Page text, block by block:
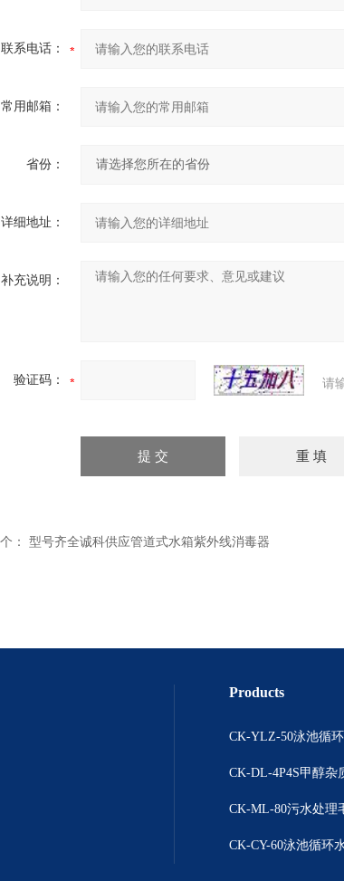
联系电话：
常用邮箱：
省份：
详细地址：
补充说明：
验证码： 请
： 型号齐全诚科供应管道式水箱紫外线消毒器
Products
CK-DL-4P4S甲醇杂